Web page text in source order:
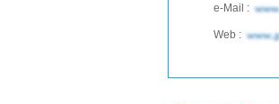
e-Mail :
Web :